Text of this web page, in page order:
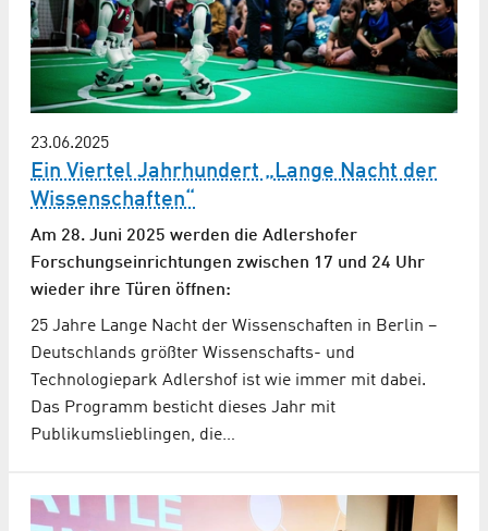
23.06.2025
Ein Viertel Jahrhundert „Lange Nacht der
Wissenschaften“
Am 28. Juni 2025 werden die Adlershofer
Forschungs­einrich­tungen zwischen 17 und 24 Uhr
wieder ihre Türen öffnen:
25 Jahre Lange Nacht der Wissenschaften in Berlin –
Deutschlands größter Wissenschafts- und
Technologiepark Adlershof ist wie immer mit dabei.
Das Programm besticht dieses Jahr mit
Publikumslieblingen, die…